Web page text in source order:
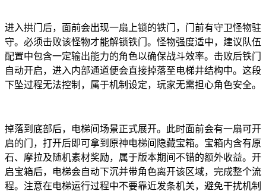
进入拱门后，面前会出现一扇上锁的铁门，门前有守卫怪物驻
守。必须击败该怪物才能解锁铁门。怪物强度适中，建议队伍
配置中包含一定输出能力的角色以确保战斗效率。击败后铁门
自动开启，进入内部通道便会直接掉落至电梯井结构中。这段
下坠过程无法控制，属于机制设定，玩家无需担心角色安全。
掉落到底部后，电梯间场景正式展开。此时面前会有一扇可开
启的门，打开后即可拿到原神电梯间隐藏宝箱。宝箱内含有原
石、摩拉及随机素材奖励，属于版本期间不错的额外收益。开
启宝箱后，电梯会自动下沉并带角色离开该区域，完成整个流
程。注意在电梯运行过程中不要靠近发条机关，避免干扰机制